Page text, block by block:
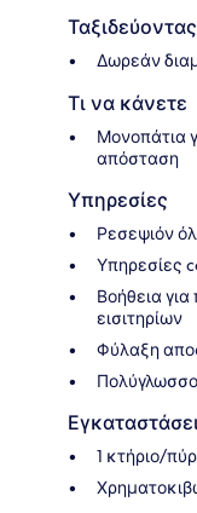
Δωρεάν
Τι να κάνετε
Μονοπάτια
απόσταση
Υπηρεσίες
Ρεσεψιόν
Υπηρεσίες
Βοήθεια
εισιτηρίων
Φύλαξη
1 κτήριο/